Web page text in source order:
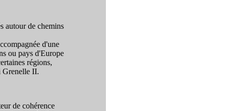
autour de chemins
d'une
ou pays d'Europe
régions,
Grenelle II.
de cohérence